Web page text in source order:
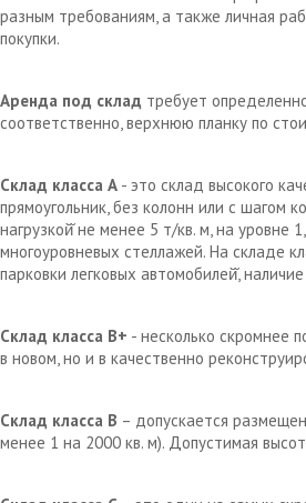
разным требованиям, а также личная
покупки.
Аренда под склад требует
соответственно, верхнюю планку по
Склад класса А - это склад высокого
прямоугольник, без колонн или с
нагрузкой̆ не менее 5 т/кв. м, на уровне
многоуровневых стеллажей. На складе
парковки легковых автомобилей̆,
Склад класса В+ - несколько скромнее
в новом, но и в качественно
Склад класса В – допускается
менее 1 на 2000 кв. м). Допустимая